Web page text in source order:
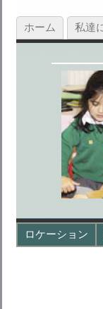
ホーム 私達
ロケーション